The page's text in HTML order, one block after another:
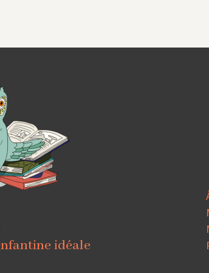
idéale